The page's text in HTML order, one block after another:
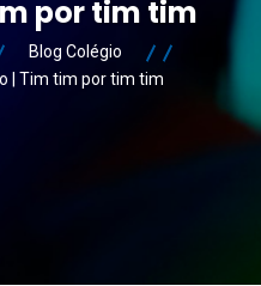
por tim tim
Blog Colégio
| Tim tim por tim tim